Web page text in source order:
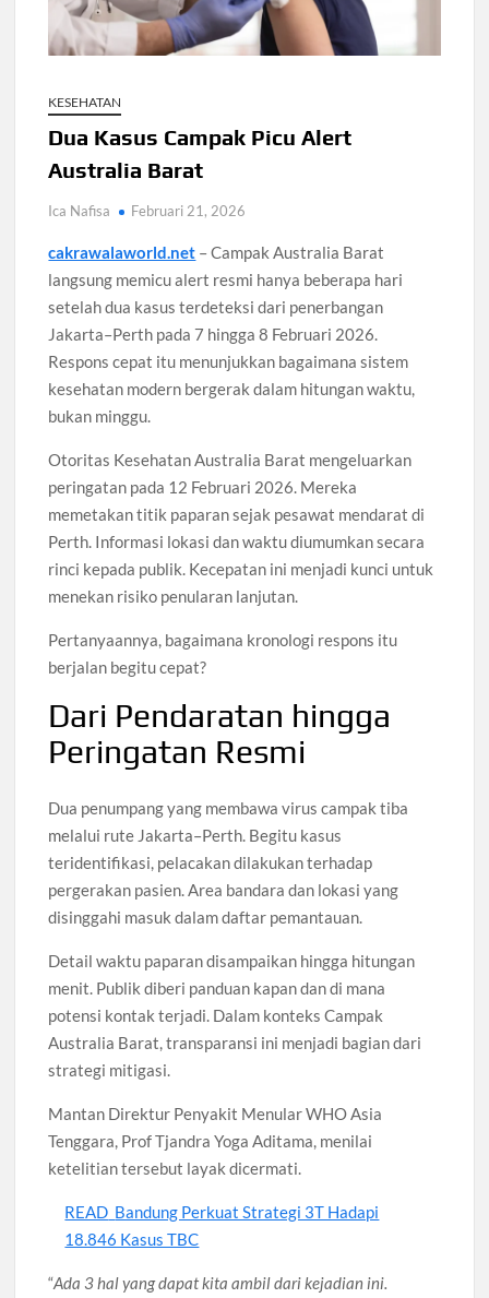
Santri Digital Tangsel Dibentuk Lewat Program AI
Pesantren
Bank Dunia Mulai Persiapan IDA22, Sri Mulyani Jadi Ketua
Sidang MK Bahas Tanggung Jawab Maskapai Saat Delay
Box Office Hollywood 2026 Tembus 4 Film Rp18 Triliun
KESEHATAN
Dua Kasus Campak Picu Alert
Australia Barat
Ica Nafisa Februari 21, 2026
cakrawalaworld.net – Campak Australia Barat
langsung memicu alert resmi hanya beberapa hari
setelah dua kasus terdeteksi dari penerbangan
Jakarta–Perth pada 7 hingga 8 Februari 2026.
Respons cepat itu menunjukkan bagaimana sistem
kesehatan modern bergerak dalam hitungan waktu,
bukan minggu.
Otoritas Kesehatan Australia Barat mengeluarkan
peringatan pada 12 Februari 2026. Mereka
memetakan titik paparan sejak pesawat mendarat di
Perth. Informasi lokasi dan waktu diumumkan secara
rinci kepada publik. Kecepatan ini menjadi kunci untuk
menekan risiko penularan lanjutan.
Pertanyaannya, bagaimana kronologi respons itu
berjalan begitu cepat?
Dari Pendaratan hingga
Peringatan Resmi
Dua penumpang yang membawa virus campak tiba
melalui rute Jakarta–Perth. Begitu kasus
teridentifikasi, pelacakan dilakukan terhadap
pergerakan pasien. Area bandara dan lokasi yang
disinggahi masuk dalam daftar pemantauan.
Detail waktu paparan disampaikan hingga hitungan
menit. Publik diberi panduan kapan dan di mana
potensi kontak terjadi. Dalam konteks Campak
Australia Barat, transparansi ini menjadi bagian dari
strategi mitigasi.
Mantan Direktur Penyakit Menular WHO Asia
Tenggara, Prof Tjandra Yoga Aditama, menilai
ketelitian tersebut layak dicermati.
READ Bandung Perkuat Strategi 3T Hadapi
18.846 Kasus TBC
“Ada 3 hal yang dapat kita ambil dari kejadian ini.